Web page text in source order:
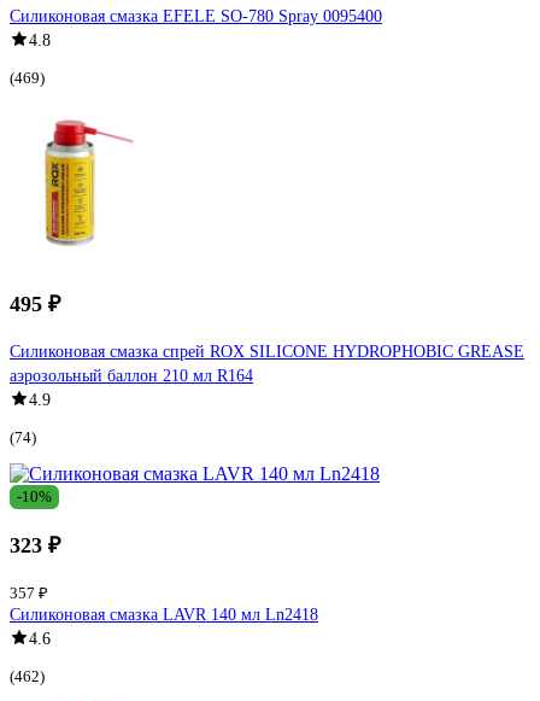
Силиконовая смазка EFELE SO-780 Spray 0095400
4.8
(469)
495 ₽
Силиконовая смазка спрей ROX SILICONE HYDROPHOBIC GREASE
аэрозольный баллон 210 мл R164
4.9
(74)
-10%
323 ₽
357 ₽
Силиконовая смазка LAVR 140 мл Ln2418
4.6
(462)